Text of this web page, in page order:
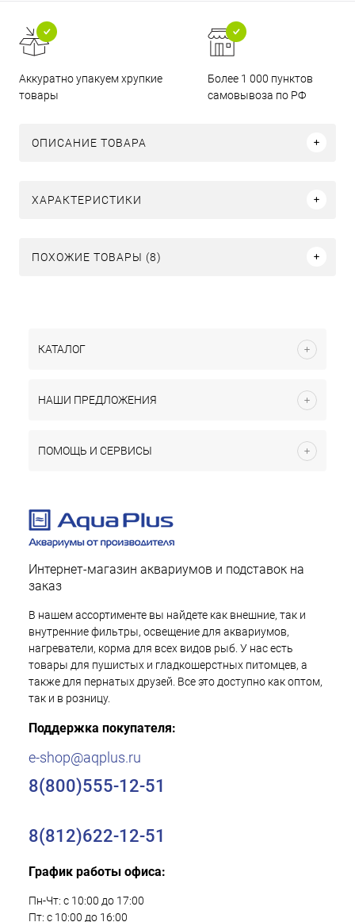
Аккуратно упакуем хрупкие
товары
Более 1 000 пунктов
самовывоза по РФ
ОПИСАНИЕ ТОВАРА
ХАРАКТЕРИСТИКИ
ПОХОЖИЕ ТОВАРЫ (8)
КАТАЛОГ
НАШИ ПРЕДЛОЖЕНИЯ
ПОМОЩЬ И СЕРВИСЫ
Интернет-магазин аквариумов и подставок на
заказ
В нашем ассортименте вы найдете как внешние, так и
внутренние фильтры, освещение для аквариумов,
нагреватели, корма для всех видов рыб. У нас есть
товары для пушистых и гладкошерстных питомцев, а
также для пернатых друзей. Все это доступно как оптом,
так и в розницу.
Поддержка покупателя:
e-shop@aqplus.ru
8(800)555-12-51
8(812)622-12-51
График работы офиса:
Пн-Чт: с 10:00 до 17:00
Пт: с 10:00 до 16:00